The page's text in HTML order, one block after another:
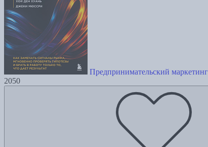
Предпринимательский маркетинг
2050